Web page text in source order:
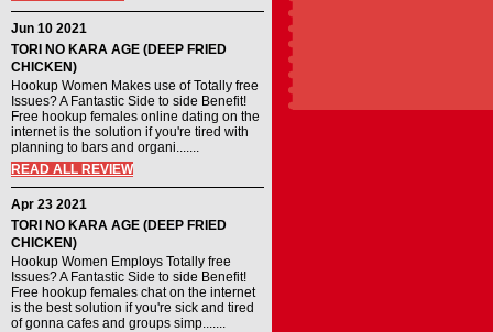
Jun 10 2021
TORI NO KARA AGE (DEEP FRIED
CHICKEN)
Hookup Women Makes use of Totally free
Issues? A Fantastic Side to side Benefit!
Free hookup females online dating on the
internet is the solution if you're tired with
planning to bars and organi.......
READ ALL REVIEW
Apr 23 2021
TORI NO KARA AGE (DEEP FRIED
CHICKEN)
Hookup Women Employs Totally free
Issues? A Fantastic Side to side Benefit!
Free hookup females chat on the internet
is the best solution if you're sick and tired
of gonna cafes and groups simp.......